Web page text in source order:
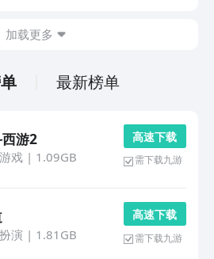
加载更多
最新榜单
游2
戏| 1.09GB
高 速 下 载
需下载九游
演 | 1.81GB
高 速 下 载
需下载九游